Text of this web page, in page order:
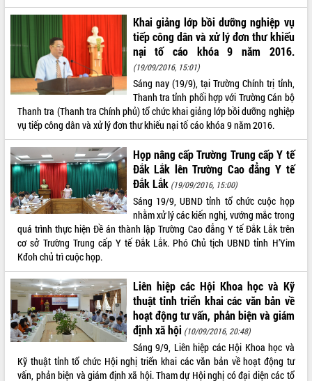
Khai giảng lớp bồi dưỡng nghiệp vụ
tiếp công dân và xử lý đơn thư khiếu
nại tố cáo khóa 9 năm 2016.
(19/09/2016, 15:01)
Sáng nay (19/9), tại Trường Chính trị tỉnh,
Thanh tra tỉnh phối hợp với Trường Cán bộ
Thanh tra (Thanh tra Chính phủ) tổ chức khai giảng lớp bồi dưỡng nghiệp
vụ tiếp công dân và xử lý đơn thư khiếu nại tố cáo khóa 9 năm 2016.
Họp nâng cấp Trường Trung cấp Y tế
Đắk Lắk lên Trường Cao đẳng Y tế
Đắk Lắk (19/09/2016, 15:00)
Sáng 19/9, UBND tỉnh tổ chức cuộc họp
nhằm xử lý các kiến nghị, vướng mắc trong
quá trình thực hiện Đề án thành lập Trường Cao đẳng Y tế Đắk Lắk trên
cơ sở Trường Trung cấp Y tế Đắk Lắk. Phó Chủ tịch UBND tỉnh H’Yim
Kđoh chủ trì cuộc họp.
Liên hiệp các Hội Khoa học và Kỹ
thuật tỉnh triển khai các văn bản về
hoạt động tư vấn, phản biện và giám
định xã hội (10/09/2016, 20:48)
Sáng 9/9, Liên hiệp các Hội Khoa học và
Kỹ thuật tỉnh tổ chức Hội nghị triển khai các văn bản về hoạt động tư
vấn, phản biện và giám định xã hội. Tham dự Hội nghị có đại diện các tổ